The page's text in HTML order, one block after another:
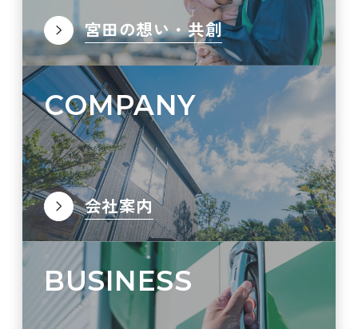
宮田の想い・共創
COMPANY
会社案内
BUSINESS